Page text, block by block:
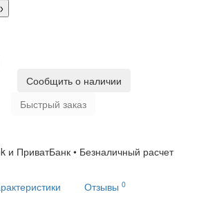
Сообщить о наличии
Быстрый заказ
и ПриватБанк • Безналичный расчет
Отзывы 0